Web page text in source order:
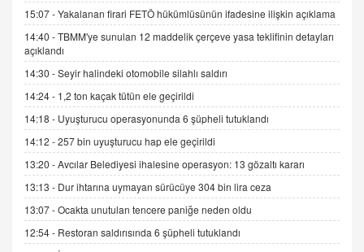
İNCİ GÜL AKÖL
06.07.2026 13:00
ADEM AKÖL
Esed Destekçilerinin Yüzüne Vurulan Şamar:
Sednaya
11.12.2024 12:30
DR. EKREM ASLAN
Gerçek Ne, Algı Ne? "Beraber Yürüyoruz"
Cümlesinin Peşinden
15:07 -Yakalanan firari FETÖ hükümlüsünün ifadesine ilişkin açıklama
14:40 -TBMM'ye sunulan 12 maddelik çerçeve yasa teklifinin detayları
açıklandı
14:30 -Seyir halindeki otomobile silahlı saldırı
14:24 - 1,2 ton kaçak tütün ele geçirildi
14:18 - Uyuşturucu operasyonunda 6 şüpheli tutuklandı
14:12 -257 bin uyuşturucu hap ele geçirildi
13:20 -Avcılar Belediyesi ihalesine operasyon: 13 gözaltı kararı
13:13 - Dur ihtarına uymayan sürücüye 304 bin lira ceza
13:07 -Ocakta unutulan tencere paniğe neden oldu
12:54 - Restoran saldırısında 6 şüpheli tutuklandı